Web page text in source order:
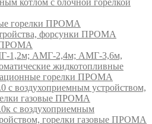
котлом с блочной горелкой
горелки ПРОМА
форсунки ПРОМА
ПРОМА
1,2м; АМГ-2,4м; АМГ-3,6м,
жидкотопливные
горелки ПРОМА
с воздухоприемным устройством,
газовые ПРОМА
с воздухоприемным
горелки газовые ПРОМА